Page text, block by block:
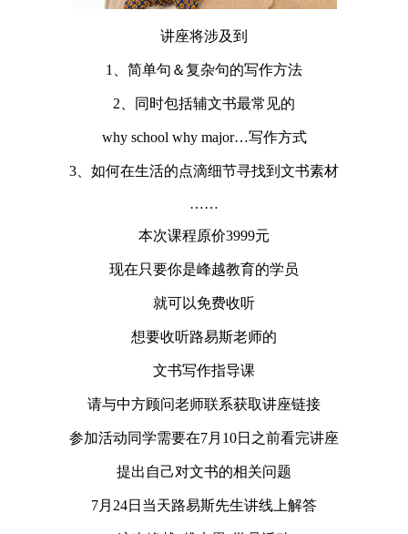
讲座将涉及到
1、简单句＆复杂句的写作方法
2、同时包括辅文书最常见的
why school why major…写作方式
3、如何在生活的点滴细节寻找到文书素材
……
本次课程原价3999元
现在只要你是峰越教育的学员
就可以免费收听
想要收听路易斯老师的
文书写作指导课
请与中方顾问老师联系获取讲座链接
参加活动同学需要在7月10日之前看完讲座
提出自己对文书的相关问题
7月24日当天路易斯先生讲线上解答